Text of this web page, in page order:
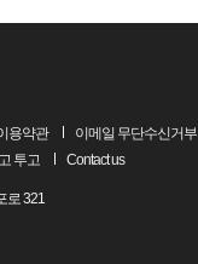
용약관
이메일 무단수신거부
투고 Contact us
로 321